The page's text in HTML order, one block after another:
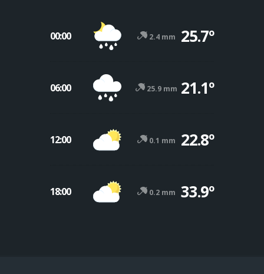
00:00 2.4 mm 25.7º
06:00 25.9 mm 21.1º
12:00 0.1 mm 22.8º
18:00 0.2 mm 33.9º